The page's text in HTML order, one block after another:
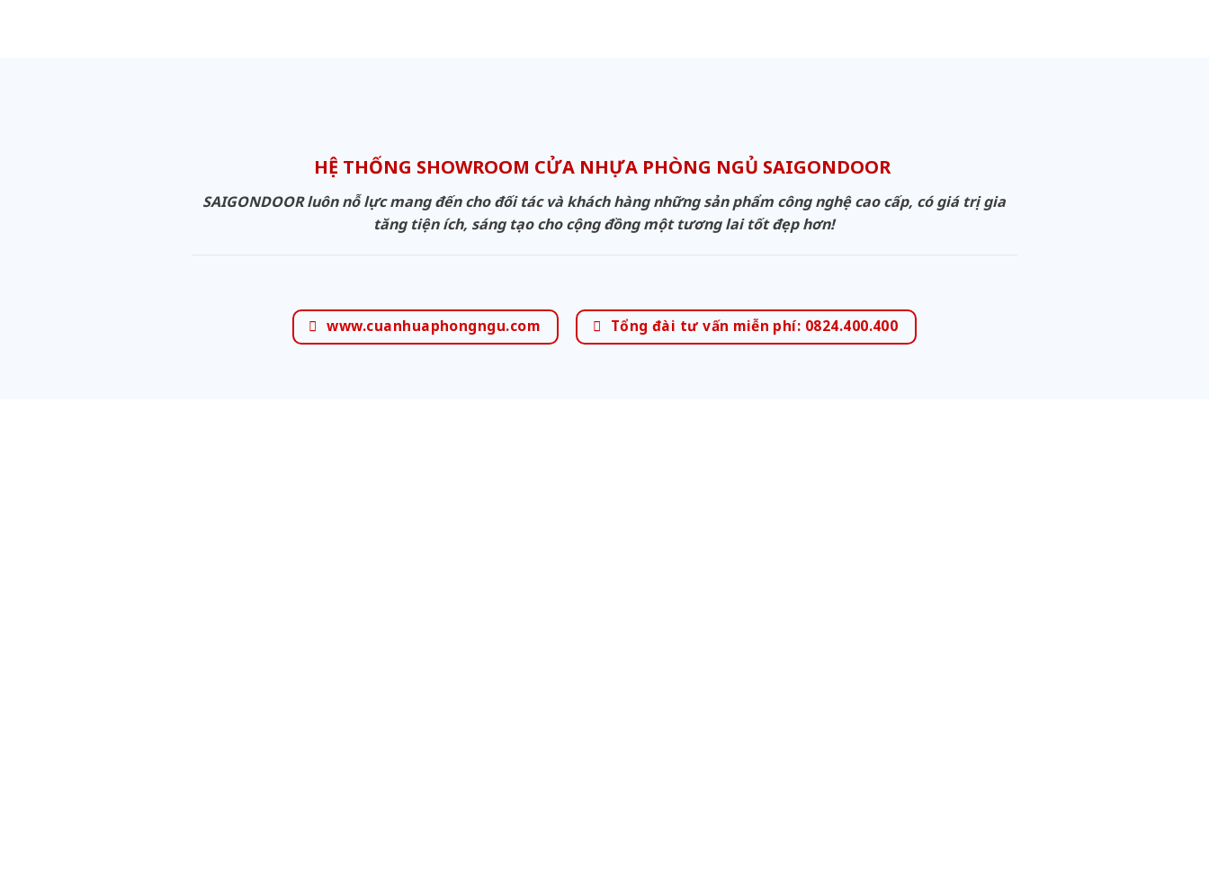
HỆ THỐNG SHOWROOM CỬA NHỰA PHÒNG NGỦ SAIGONDOOR
SAIGONDOOR luôn nỗ lực mang đến cho đối tác và khách hàng những sản phẩm công nghệ cao cấp, có giá trị gia
tăng tiện ích, sáng tạo cho cộng đồng một tương lai tốt đẹp hơn!
www.cuanhuaphongngu.com Tổng đài tư vấn miễn phí: 0824.400.400